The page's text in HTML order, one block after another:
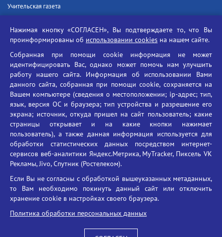
Учительская газета
Единый портал государственных услуг
Противодействие угрозам информационной безопасности
Социальные ролики - Генеральная прокуратура РФ
Противодействие коррупции
БГУ против наркотиков
Брянский государственный университет
имени академика И.Г. Петровского
Время работы: пн-пт 09:00-18:00
Телефон: +7(4832)58-90-85
Нажимая кнопку «СОГЛАСЕН», Вы подтверждаете то, что Вы
проинформированы об использовании cookies на нашем сайте.
Собранная при помощи cookie информация не может
идентифицировать Вас, однако может помочь нам улучшить
работу нашего сайта. Информация об использовании Вами
данного сайта, собранная при помощи cookie, сохраняется на
Вашем компьютере (сведения о местоположении; ip-адрес; тип,
язык, версия ОС и браузера; тип устройства и разрешение его
экрана; источник, откуда пришел на сайт пользователь; какие
страницы открывает и на какие кнопки нажимает
пользователь), а также данная информация используется для
обработки статистических данных посредством интернет-
сервисов веб-аналитики Яндекс.Метрика, MyTracker, Пиксель VK
Рекламы, Jivo, Спутник (Ростелеком).
Если Вы не согласны с обработкой вышеуказанных метаданных,
то Вам необходимо покинуть данный сайт или отключить
хранение cookie в настройках своего браузера.
Политика обработки персональных данных